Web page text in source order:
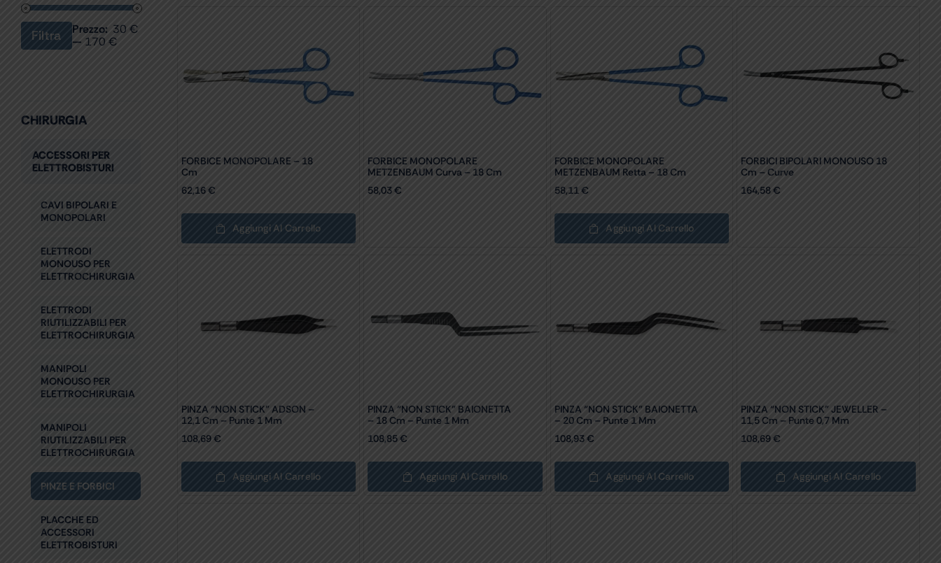
Prezzo
Min
Prezzo
Max
Filtra Prezzo: 30 €
— 170 €
CHIRURGIA
ACCESSORI PER
ELETTROBISTURI
CAVI BIPOLARI E
MONOPOLARI
ELETTRODI
MONOUSO PER
ELETTROCHIRURGIA
ELETTRODI
RIUTILIZZABILI PER
ELETTROCHIRURGIA
MANIPOLI
MONOUSO PER
ELETTROCHIRURGIA
MANIPOLI
RIUTILIZZABILI PER
ELETTROCHIRURGIA
PINZE E FORBICI
PLACCHE ED
ACCESSORI
ELETTROBISTURI
FORBICE MONOPOLARE – 18
Cm
62,16€
Aggiungi Al Carrello
FORBICE MONOPOLARE
METZENBAUM Curva – 18 Cm
58,03€
FORBICE MONOPOLARE
METZENBAUM Retta – 18 Cm
58,11€
Aggiungi Al Carrello
FORBICI BIPOLARI MONOUSO 18
Cm – Curve
164,58€
PINZA “NON STICK” ADSON –
12,1 Cm – Punte 1 Mm
108,69€
Aggiungi Al Carrello
PINZA “NON STICK” BAIONETTA
– 18 Cm – Punte 1 Mm
108,85€
Aggiungi Al Carrello
PINZA “NON STICK” BAIONETTA
– 20 Cm – Punte 1 Mm
108,93€
Aggiungi Al Carrello
PINZA “NON STICK” JEWELLER –
11,5 Cm – Punte 0,7 Mm
108,69 €
Aggiungi Al Carrello